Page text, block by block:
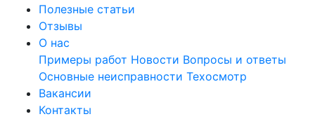
Полезные статьи
Отзывы
О нас
Примеры работ Новости Вопросы и ответы
Основные неисправности Техосмотр
Вакансии
Контакты